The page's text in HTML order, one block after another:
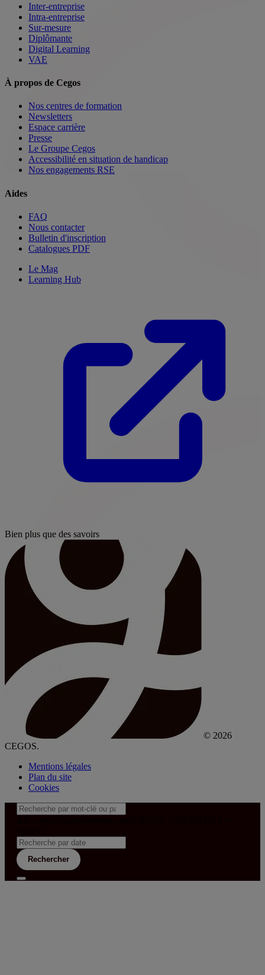
Inter-entreprise
Intra-entreprise
Sur-mesure
Diplômante
Digital Learning
VAE
À propos de Cegos
Nos centres de formation
Newsletters
Espace carrière
Presse
Le Groupe Cegos
Accessibilité en situation de handicap
Nos engagements RSE
Aides
FAQ
Nous contacter
Bulletin d'inscription
Catalogues PDF
Le Mag
Learning Hub
Bien plus que des savoirs
© 2026
CEGOS.
Mentions légales
Plan du site
Cookies
Rechercher